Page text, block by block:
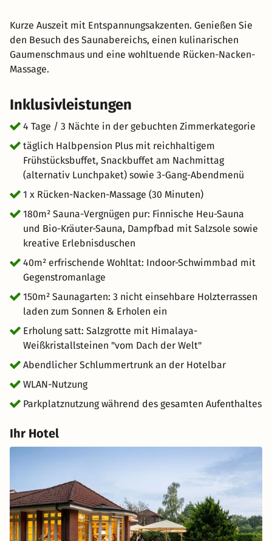
Kurze Auszeit mit Entspannungsakzenten. Genießen Sie
den Besuch des Saunabereichs, einen kulinarischen
Gaumenschmaus und eine wohltuende Rücken-Nacken-
Massage.
Inklusivleistungen
4 Tage / 3 Nächte in der gebuchten Zimmerkategorie
täglich Halbpension Plus mit reichhaltigem
Frühstücksbuffet, Snackbuffet am Nachmittag
(alternativ Lunchpaket) sowie 3-Gang-Abendmenü
1 x Rücken-Nacken-Massage (30 Minuten)
180m² Sauna-Vergnügen pur: Finnische Heu-Sauna
und Bio-Kräuter-Sauna, Dampfbad mit Salzsole sowie
kreative Erlebnisduschen
40m² erfrischende Wohltat: Indoor-Schwimmbad mit
Gegenstromanlage
150m² Saunagarten: 3 nicht einsehbare Holzterrassen
laden zum Sonnen & Erholen ein
Erholung satt: Salzgrotte mit Himalaya-
Weißkristallsteinen "vom Dach der Welt"
Abendlicher Schlummertrunk an der Hotelbar
WLAN-Nutzung
Parkplatznutzung während des gesamten Aufenthaltes
Ihr Hotel